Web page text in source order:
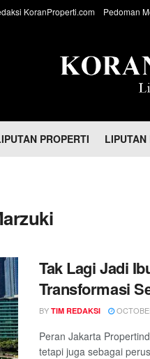
KoranProperti.com Pedoman
PROPERTI LIPUTAN
Tak Lagi Jadi
Transformasi
di Jakarta
BY TIM REDAKSI
Peran Jakarta
tetapi juga sebagai